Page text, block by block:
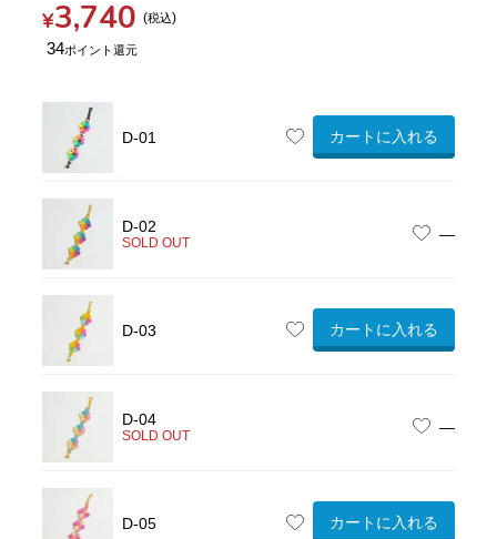
¥3,740 税込
34
D-01 カートに入れる
D-02
SOLD OUT —
D-03 カートに入れる
D-04
SOLD OUT —
D-05 カートに入れる